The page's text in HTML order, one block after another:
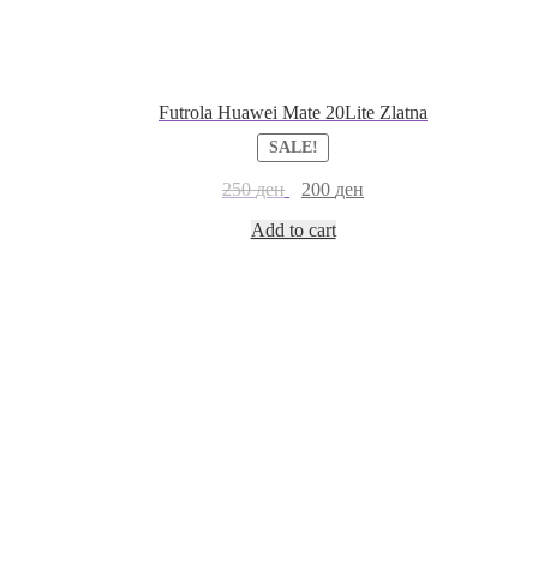
Futrola Huawei Mate 20Lite Zlatna
SALE!
250ден 200 ден
Add to cart